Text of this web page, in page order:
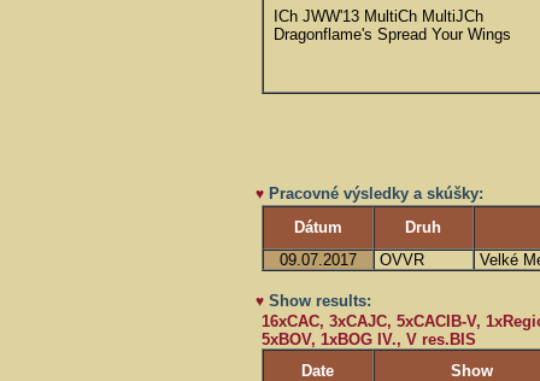
ICh JWW'13 MultiCh MultiJCh
Dragonflame's Spread Your Wings
♥ Pracovné výsledky a skúšky:
Dátum
Druh
09.07.2017
OVVR Velké
♥ Show results:
16xCAC, 3xCAJC, 5xCACIB-V,
5xBOV, 1xBOG IV., V res.BIS
Date
Show